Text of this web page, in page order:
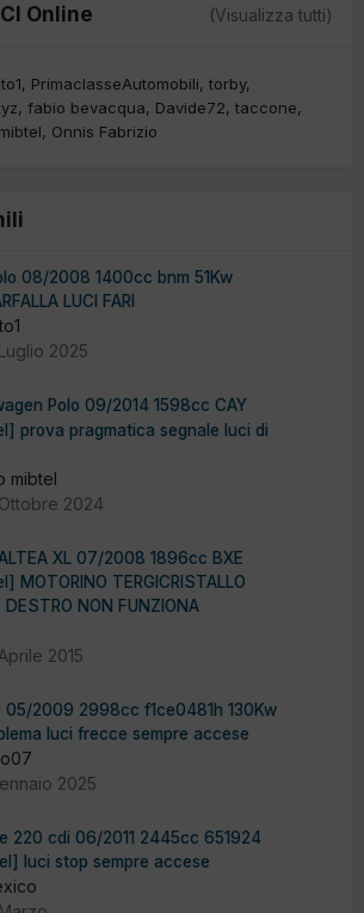
Online (Visualizza tutti)
PrimaclasseAutomobili torby
fabio bevacqua Davide72 taccone
Onnis Fabrizio
08/2008 1400cc bnm 51Kw
LUCI FARI
2025
Polo 09/2014 1598cc CAY
prova pragmatica segnale luci di
mibtel
2024
XL 07/2008 1896cc BXE
MOTORINO TERGICRISTALLO
DESTRO NON FUNZIONA
2015
05/2009 2998cc f1ce0481h 130Kw
luci frecce sempre accese
2025
220 cdi 06/2011 2445cc 651924
luci stop sempre accese